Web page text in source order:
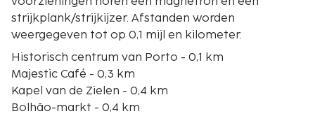
strijkplank/strijkijzer. Afstanden worden
weergegeven tot op 0,1 mijl en kilometer.
Historisch centrum van Porto - 0,1 km
Majestic Café - 0,3 km
Kapel van de Zielen - 0,4 km
Bolhão-markt - 0,4 km